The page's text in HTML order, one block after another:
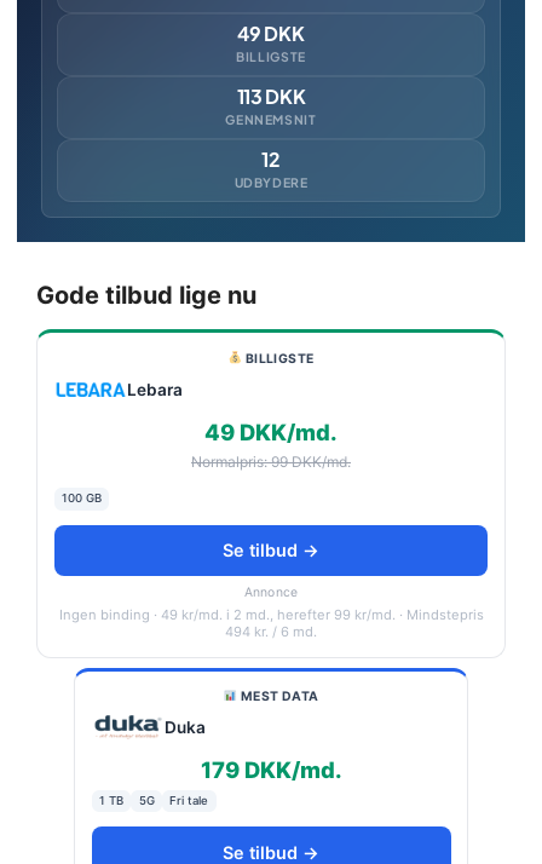
49 DKK
BILLIGSTE
113 DKK
GENNEMSNIT
12
UDBYDERE
Gode tilbud lige nu
BILLIGSTE
Lebara
49 DKK/md.
Normalpris: 99 DKK/md.
100 GB
Se tilbud →
Annonce
Ingen binding · 49 kr/md. i 2 md., herefter 99 kr/md. · Mindstepris
494 kr. / 6 md.
MEST DATA
Duka
179 DKK/md.
1 TB 5G Fri tale
Se tilbud →